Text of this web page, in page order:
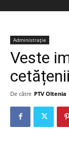
Administrație
Veste
De către PTV Oltenia